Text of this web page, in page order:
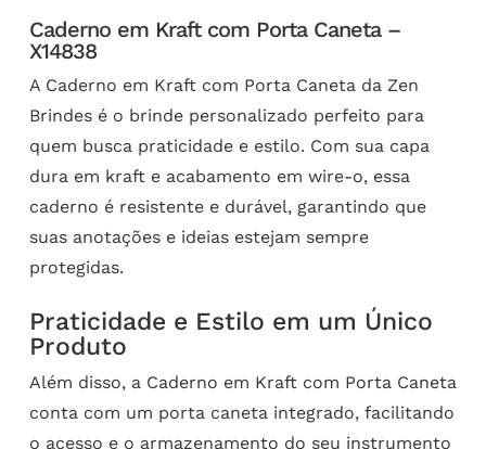
Caderno em Kraft com Porta Caneta –
X14838
A Caderno em Kraft com Porta Caneta da Zen
Brindes é o brinde personalizado perfeito para
quem busca praticidade e estilo. Com sua capa
dura em kraft e acabamento em wire-o, essa
caderno é resistente e durável, garantindo que
suas anotações e ideias estejam sempre
protegidas.
Praticidade e Estilo em um Único
Produto
Além disso, a Caderno em Kraft com Porta Caneta
conta com um porta caneta integrado, facilitando
o acesso e o armazenamento do seu instrumento